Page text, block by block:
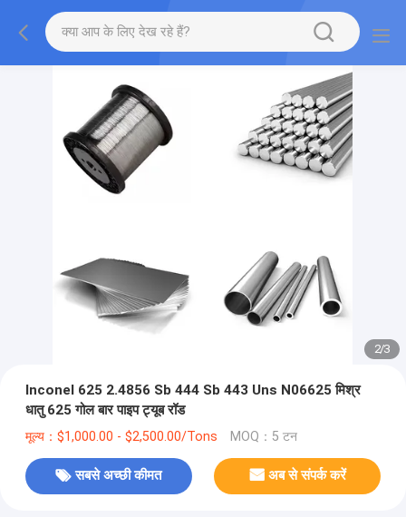
2/3
Inconel 625 2.4856 Sb 444 Sb 443 Uns N06625 मिश्र
धातु 625 गोल बार पाइप ट्यूब रॉड
मूल्य：$1,000.00 - $2,500.00/Tons MOQ：5 टन
सबसे अच्छी कीमत अब से संपर्क करें